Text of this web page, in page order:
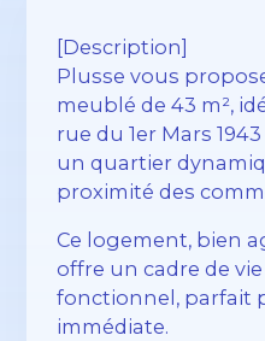
[Description]
Plusse vous
meublé de 43 m²,
rue du 1er Mars
un quartier
proximité des
Ce logement, bien
offre un cadre de
fonctionnel, parfait
immédiate.